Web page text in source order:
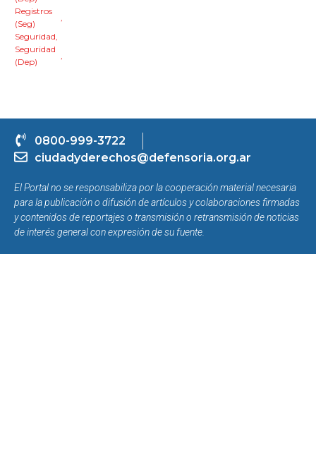
Registros
(Seg)
,
Seguridad,
Seguridad
(Dep)
,
0800-999-3722
ciudadyderechos@defensoria.org.ar
El Portal no se responsabiliza por la cooperación material necesaria
para la publicación o difusión de artículos y colaboraciones firmadas
y contenidos de reportajes o transmisión o retransmisión de noticias
de interés general con expresión de su fuente.